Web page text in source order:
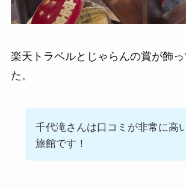
楽天トラベルとじゃらんの賞が飾
た。
千代滝さんは口コミが非常に高
旅館です！